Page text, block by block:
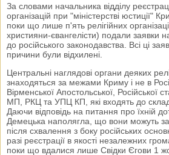
За словами начальника відділу
організацій при "міністерстві юстиції"
поки що лише п'ять релігійних
християни-євангелісти) подали заявки
до російського законодавства. Всі ці
причини були відхилені.
Центральні наглядові органи деяких
знаходяться за межами Криму і не в
Вірменської Апостольської, Російської
МП, РКЦ та УПЦ КП, які входять до
Даючи відповідь на питання про їхній
Демецька наполягла, що вони можуть
після схвалення з боку російських
разі реєстрації в якості незалежних
поки що вдалися лише Свідки Єгови 1